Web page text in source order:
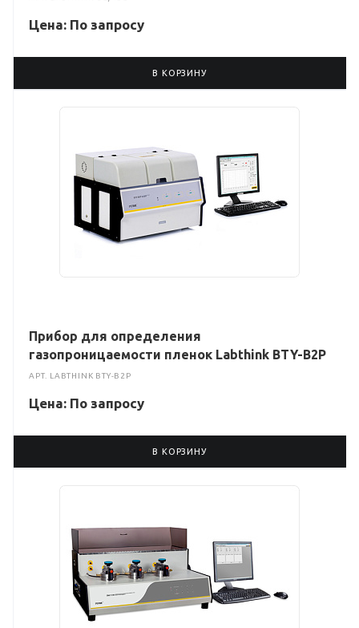
Цена: По запросу
В КОРЗИНУ
Прибор для определения
газопроницаемости пленок Labthink BTY-B2P
АРТ. LABTHINK BTY-B2P
Цена: По запросу
В КОРЗИНУ